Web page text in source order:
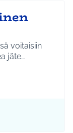
voitaisiin
niitä tarvitseville. Idea jäte…